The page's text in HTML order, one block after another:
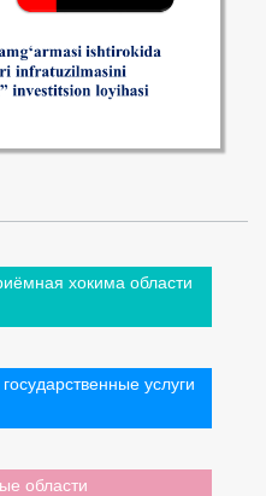
хокима области
услуги
области